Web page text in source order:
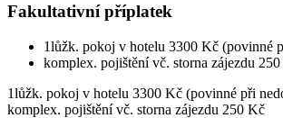
Fakultativní příplatek
1lůžk. pokoj v hotelu 3300 Kč (povinné
komplex. pojištění vč. storna zájezdu
1lůžk. pokoj v hotelu 3300 Kč (povinné při
komplex. pojištění vč. storna zájezdu 250 Kč